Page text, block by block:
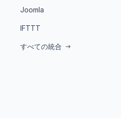
Joomla
IFTTT
すべての統合